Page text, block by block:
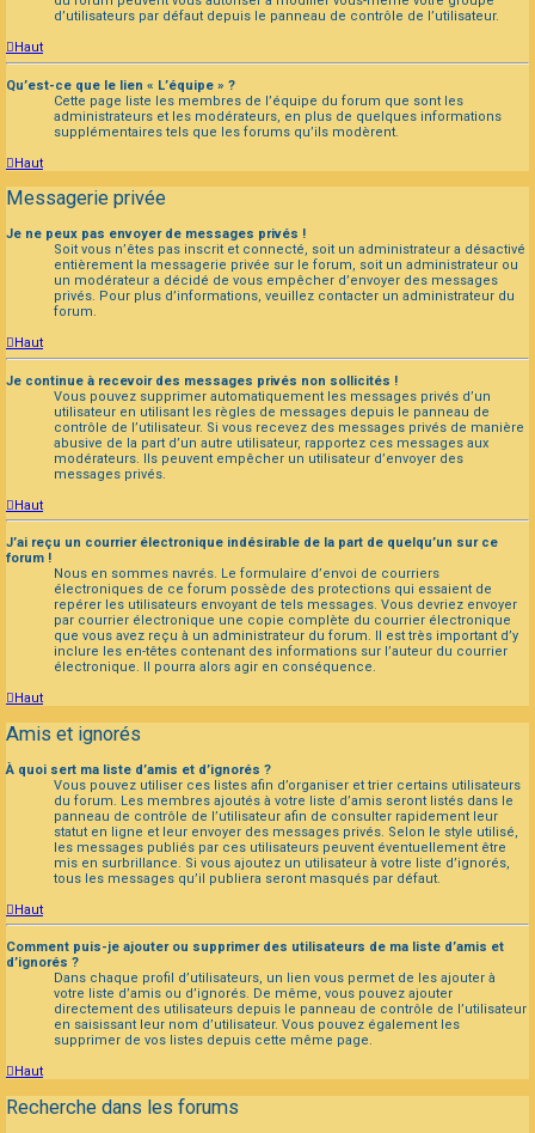
d’utilisateurs par défaut depuis le panneau de contrôle de l’utilisateur.
Haut
Qu’est-ce que le lien « L’équipe » ?
Cette page liste les membres de l’équipe du forum que sont les
administrateurs et les modérateurs, en plus de quelques informations
supplémentaires tels que les forums qu’ils modèrent.
Haut
Messagerie privée
Je ne peux pas envoyer de messages privés !
Soit vous n’êtes pas inscrit et connecté, soit un administrateur a désactivé
entièrement la messagerie privée sur le forum, soit un administrateur ou
un modérateur a décidé de vous empêcher d’envoyer des messages
privés. Pour plus d’informations, veuillez contacter un administrateur du
forum.
Haut
Je continue à recevoir des messages privés non sollicités !
Vous pouvez supprimer automatiquement les messages privés d’un
utilisateur en utilisant les règles de messages depuis le panneau de
contrôle de l’utilisateur. Si vous recevez des messages privés de manière
abusive de la part d’un autre utilisateur, rapportez ces messages aux
modérateurs. Ils peuvent empêcher un utilisateur d’envoyer des
messages privés.
Haut
J’ai reçu un courrier électronique indésirable de la part de quelqu’un sur ce
forum !
Nous en sommes navrés. Le formulaire d’envoi de courriers
électroniques de ce forum possède des protections qui essaient de
repérer les utilisateurs envoyant de tels messages. Vous devriez envoyer
par courrier électronique une copie complète du courrier électronique
que vous avez reçu à un administrateur du forum. Il est très important d’y
inclure les en-têtes contenant des informations sur l’auteur du courrier
électronique. Il pourra alors agir en conséquence.
Haut
Amis et ignorés
À quoi sert ma liste d’amis et d’ignorés ?
Vous pouvez utiliser ces listes afin d’organiser et trier certains utilisateurs
du forum. Les membres ajoutés à votre liste d’amis seront listés dans le
panneau de contrôle de l’utilisateur afin de consulter rapidement leur
statut en ligne et leur envoyer des messages privés. Selon le style utilisé,
les messages publiés par ces utilisateurs peuvent éventuellement être
mis en surbrillance. Si vous ajoutez un utilisateur à votre liste d’ignorés,
tous les messages qu’il publiera seront masqués par défaut.
Haut
Comment puis-je ajouter ou supprimer des utilisateurs de ma liste d’amis et
d’ignorés ?
Dans chaque profil d’utilisateurs, un lien vous permet de les ajouter à
votre liste d’amis ou d’ignorés. De même, vous pouvez ajouter
directement des utilisateurs depuis le panneau de contrôle de l’utilisateur
en saisissant leur nom d’utilisateur. Vous pouvez également les
supprimer de vos listes depuis cette même page.
Haut
Recherche dans les forums